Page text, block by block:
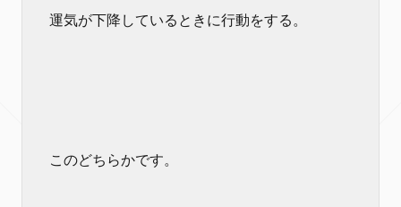
運気が下降しているときに行動をする。
このどちらかです。